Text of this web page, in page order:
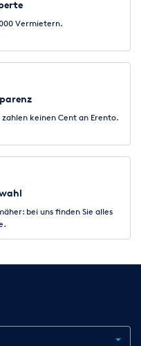
Vermietern.
keinen Cent an Erento.
bei uns finden Sie alles